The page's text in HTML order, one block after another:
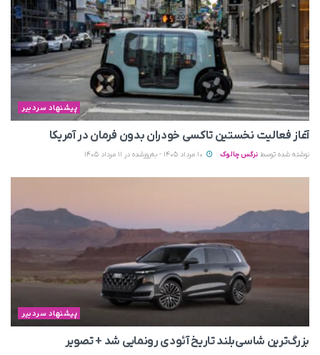
پیشنهاد سردبیر
آغاز فعالیت نخستین تاکسی خودران بدون فرمان در آمریکا
نوشته شده توسط نرگس چالوک
پیشنهاد سردبیر
بزرگ‌ترین شاسی‌بلند تاریخ آئودی رونمایی شد + تصویر